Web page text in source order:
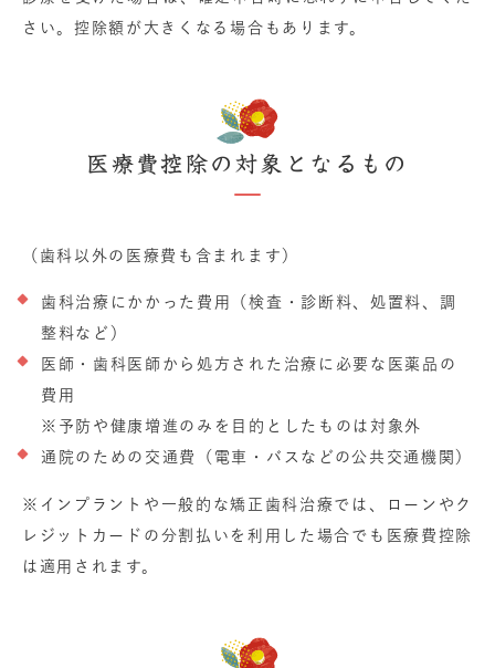
さい。控除額が大きくなる場合もあります。
医療費控除の対象となるもの
（歯科以外の医療費も含まれます）
歯科治療にかかった費用（検査・診断料、処置料、調
整料など）
医師・歯科医師から処方された治療に必要な医薬品の
費用
※予防や健康増進のみを目的としたものは対象外
通院のための交通費（電車・バスなどの公共交通機関）
※インプラントや一般的な矯正歯科治療では、ローンやク
レジットカードの分割払いを利用した場合でも医療費控除
は適用されます。